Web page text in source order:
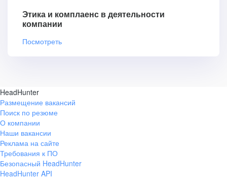
Этика и комплаенс в деятельности
компании
Посмотреть
HeadHunter
Размещение вакансий
Поиск по резюме
О компании
Наши вакансии
Реклама на сайте
Требования к ПО
Безопасный HeadHunter
HeadHunter API